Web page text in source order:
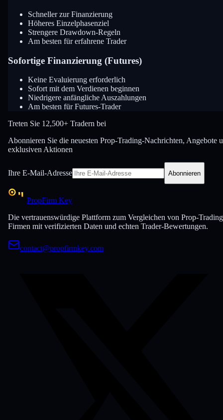
Schneller zur Finanzierung
Höheres Einzelphasenziel
Strengere Drawdown-Regeln
Am besten für erfahrene Trader
Sofortige Finanzierung (Futures)
Keine Evaluierung erforderlich
Sofort mit dem Verdienen beginnen
Niedrigere anfängliche Auszahlungen
Am besten für Futures-Trader
Treten Sie 12,500+ Tradern bei
Abonnieren Sie die neuesten Prop-Trading-Nachrichten, Angebote
exklusiven Aktionen
Ihre E-Mail-Adresse Abonnieren
PropFirm Key
Die vertrauenswürdige Plattform zum Vergleichen von Prop-
Firmen mit verifizierten Daten und echten Trader-Bewertungen.
contact@propfirmkey.com